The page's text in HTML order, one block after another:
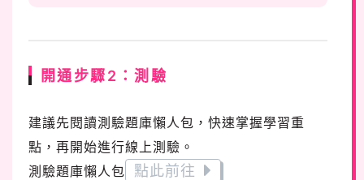
開通步驟2：測驗
建議先閱讀測驗題庫懶人包，快速掌握學習重
點，再開始進行線上測驗。
測驗題庫懶人包
點此前往